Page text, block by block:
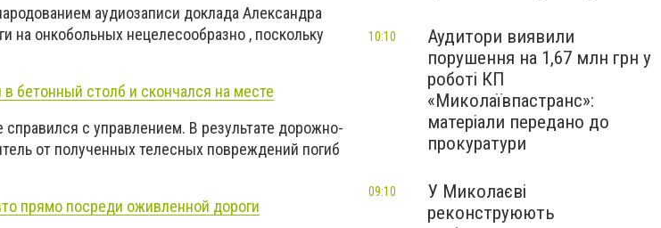
аудиозаписи доклада Александра
на онкобольных нецелесообразно , поскольку
бетонный столб и скончался на месте
с управлением. В результате дорожно-
от полученных телесных повреждений погиб
прямо посреди оживленной дороги
Аудитори виявили
порушення на 1,67 млн грн у
роботі КП
«Миколаївпастранс»:
матеріали передано до
прокуратури
10:10
У Миколаєві
реконструюють
09:10